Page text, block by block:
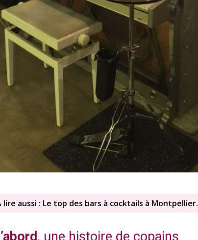
lire aussi : Le top des bars à cocktails à Montpellier.
, une histoire de copains